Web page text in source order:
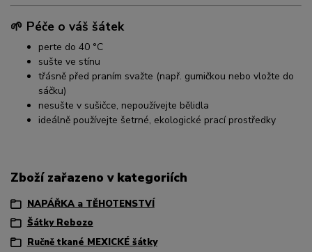
🌱 Péče o váš šátek
perte do 40 °C
sušte ve stínu
třásně před praním svažte (např. gumičkou nebo vložte do
sáčku)
nesušte v sušičce, nepoužívejte bělidla
ideálně používejte šetrné, ekologické prací prostředky
Zboží zařazeno v kategoriích
NAPÁŘKA a TĚHOTENSTVÍ
Šátky Rebozo
Ručně tkané MEXICKÉ šátky